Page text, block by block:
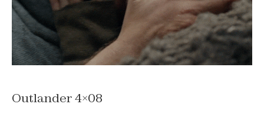
Outlander 4×08